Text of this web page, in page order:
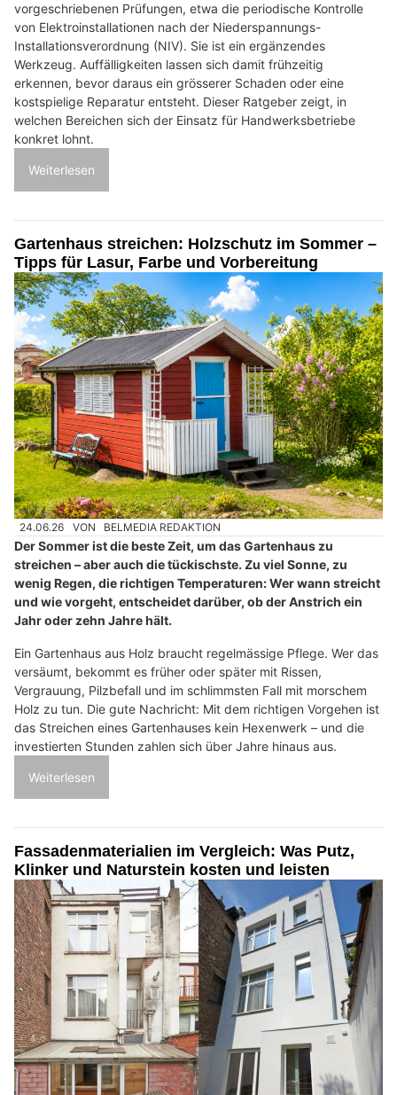
vorgeschriebenen Prüfungen, etwa die periodische Kontrolle
von Elektroinstallationen nach der Niederspannungs-
Installationsverordnung (NIV). Sie ist ein ergänzendes
Werkzeug. Auffälligkeiten lassen sich damit frühzeitig
erkennen, bevor daraus ein grösserer Schaden oder eine
kostspielige Reparatur entsteht. Dieser Ratgeber zeigt, in
welchen Bereichen sich der Einsatz für Handwerksbetriebe
konkret lohnt.
Weiterlesen
Gartenhaus streichen: Holzschutz im Sommer –
Tipps für Lasur, Farbe und Vorbereitung
24.06.26 VON BELMEDIA REDAKTION
Der Sommer ist die beste Zeit, um das Gartenhaus zu
streichen – aber auch die tückischste. Zu viel Sonne, zu
wenig Regen, die richtigen Temperaturen: Wer wann streicht
und wie vorgeht, entscheidet darüber, ob der Anstrich ein
Jahr oder zehn Jahre hält.
Ein Gartenhaus aus Holz braucht regelmässige Pflege. Wer das
versäumt, bekommt es früher oder später mit Rissen,
Vergrauung, Pilzbefall und im schlimmsten Fall mit morschem
Holz zu tun. Die gute Nachricht: Mit dem richtigen Vorgehen ist
das Streichen eines Gartenhauses kein Hexenwerk – und die
investierten Stunden zahlen sich über Jahre hinaus aus.
Weiterlesen
Fassadenmaterialien im Vergleich: Was Putz,
Klinker und Naturstein kosten und leisten